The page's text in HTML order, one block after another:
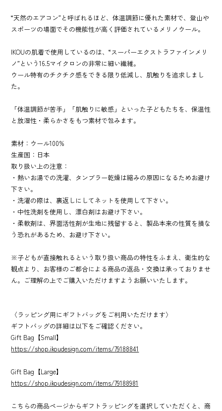
“天然のエアコン″と呼ばれるほど、体温調節に優れた素材で、登山や
スポーツの場面でその機能性が高く評価されているメリノウール。
IKOUの肌着で使用しているのは、“スーパーエクストラファインメリ
ノ″という16.5マイクロンの非常に細い繊維。
ウール特有のチクチク感をできる限り低減し、肌触りを追求しまし
た。
「体温調節が苦手」「肌触りに敏感」といった子どもたちを、保温性
と放湿性・柔らかさをもつ素材で包みます。
素材：ウール100%
生産国：日本
取り扱い上の注意：
・熱いお湯での洗濯、タンブラー乾燥は縮みの原因になるためお避け
下さい。
・洗濯の際は、裏返しにしてネットを使用して下さい。
・中性洗剤を使用し、漂白剤はお避け下さい。
・柔軟剤は、界面活性剤が生地に残留すると、製品本来の性質を損な
う恐れがあるため、お避け下さい。
※子どもが直接触れるという取り扱い商品の特性をふまえ、衛生的な
観点より、お客様のご都合による商品の返品・交換は承っておりませ
ん。ご理解の上でご購入いただけますようお願いいたします。
〈ラッピング用にギフトバッグをご利用いただけます〉
ギフトバッグの詳細は以下をご確認ください。
Gift Bag【Small】
https://shop.ikoudesign.com/items/79188841
Gift Bag【Large】
https://shop.ikoudesign.com/items/79188981
こちらの商品ページからギフトラッピングを選択していただくと、商